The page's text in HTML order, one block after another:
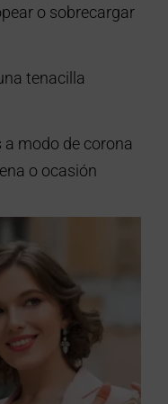
o sobrecargar
tenacilla
modo de corona
o ocasión